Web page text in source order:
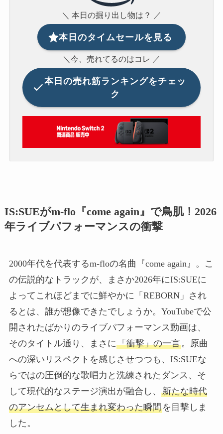
＼ 本日の掘り出し物は？ ／
本日のタイムセールを見る
＼今、売れてるのはコレ ／
本日の売れ筋ランキングをチェッ
ク
IS:SUEがm-flo『come again』で鳥肌！2026
年ライブパフォーマンスの衝撃
2000年代を代表するm-floの名曲『come again』。こ
の伝説的なトラックが、まさか2026年にIS:SUEに
よってこれほどまでに鮮やかに「REBORN」され
るとは、誰が想像できたでしょうか。YouTubeで公
開されたばかりのライブパフォーマンス動画は、
そのタイトル通り、まさに「衝撃」の一言。原曲
への深いリスペクトを感じさせつつも、IS:SUEな
らではの圧倒的な歌唱力と洗練されたダンス、そ
して現代的なステージ演出が融合し、 新たな時代
のアンセムとして生まれ変わった瞬間を目撃しま
した。